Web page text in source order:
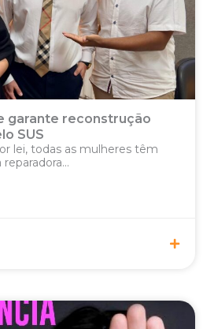
garante reconstrução
SUS
lei, todas as mulheres têm